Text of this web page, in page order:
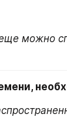
можно